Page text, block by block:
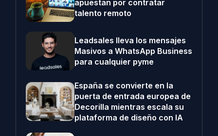
apuestan por contratar
talento remoto
Leadsales lleva los mensajes
Masivos a WhatsApp Business
para cualquier pyme
España se convierte en la
puerta de entrada europea de
Decorilla mientras escala su
plataforma de diseño con IA